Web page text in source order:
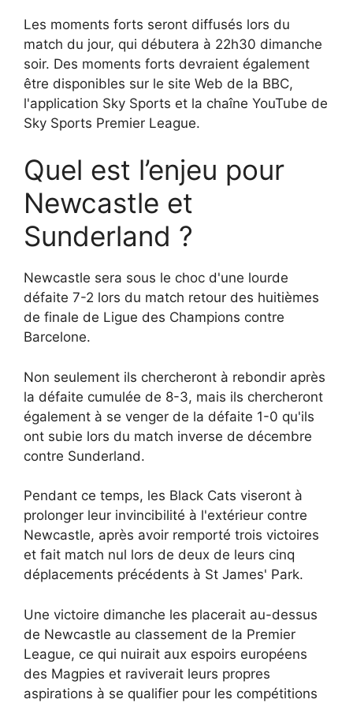
Les moments forts seront diffusés lors du
match du jour, qui débutera à 22h30 dimanche
soir. Des moments forts devraient également
être disponibles sur le site Web de la BBC,
l'application Sky Sports et la chaîne YouTube de
Sky Sports Premier League.
Quel est l’enjeu pour
Newcastle et
Sunderland ?
Newcastle sera sous le choc d'une lourde
défaite 7-2 lors du match retour des huitièmes
de finale de Ligue des Champions contre
Barcelone.
Non seulement ils chercheront à rebondir après
la défaite cumulée de 8-3, mais ils chercheront
également à se venger de la défaite 1-0 qu'ils
ont subie lors du match inverse de décembre
contre Sunderland.
Pendant ce temps, les Black Cats viseront à
prolonger leur invincibilité à l'extérieur contre
Newcastle, après avoir remporté trois victoires
et fait match nul lors de deux de leurs cinq
déplacements précédents à St James' Park.
Une victoire dimanche les placerait au-dessus
de Newcastle au classement de la Premier
League, ce qui nuirait aux espoirs européens
des Magpies et raviverait leurs propres
aspirations à se qualifier pour les compétitions